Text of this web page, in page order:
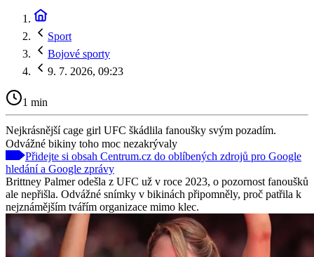
Sport
Bojové sporty
9. 7. 2026, 09:23
1 min
Nejkrásnější cage girl UFC škádlila fanoušky svým pozadím.
Odvážné bikiny toho moc nezakrývaly
Přidejte si obsah Centrum.cz do oblíbených zdrojů pro Google
hledání a Google zprávy
Brittney Palmer odešla z UFC už v roce 2023, o pozornost fanoušků
ale nepřišla. Odvážné snímky v bikinách připomněly, proč patřila k
nejznámějším tvářím organizace mimo klec.